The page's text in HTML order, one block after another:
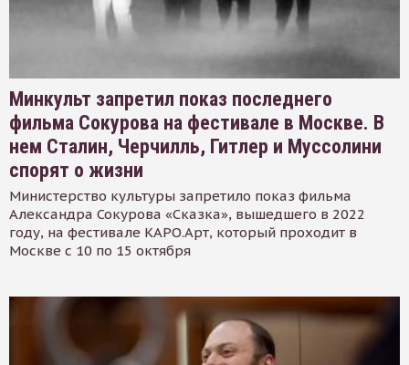
Минкульт запретил показ последнего
фильма Сокурова на фестивале в Москве. В
нем Сталин, Черчилль, Гитлер и Муссолини
спорят о жизни
Министерство культуры запретило показ фильма
Александра Сокурова «Сказка», вышедшего в 2022
году, на фестивале КАРО.Арт, который проходит в
Москве с 10 по 15 октября